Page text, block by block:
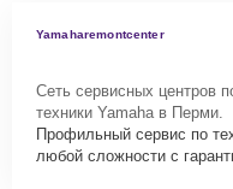
Yamaharemontcenter
Сеть сервисных центров
техники Yamaha в Перми.
Профильный сервис по
любой сложности с